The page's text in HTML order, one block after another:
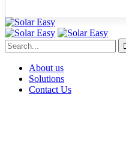
About us
Solutions
Contact Us